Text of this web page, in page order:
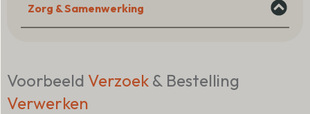
Zorg & Samenwerking
Voorbeeld Verzoek & Bestelling
Verwerken